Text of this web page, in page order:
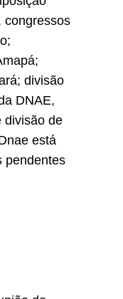
congressos
divisão
DNAE,
divisão de
está
pendentes